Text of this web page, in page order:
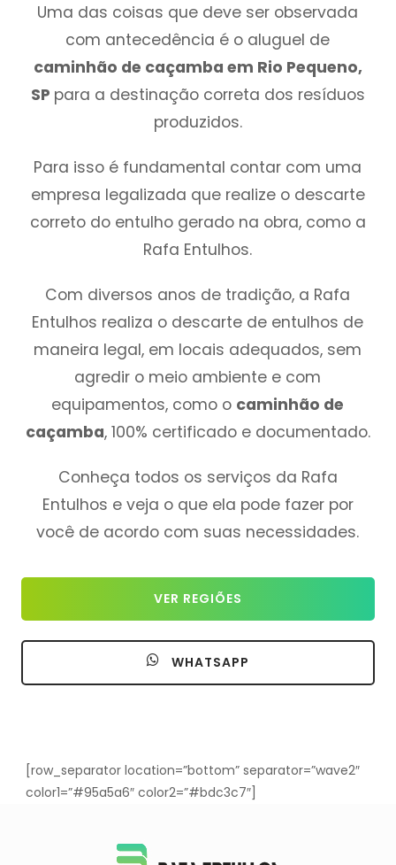
Uma das coisas que deve ser observada
com antecedência é o aluguel de
caminhão de caçamba em Rio Pequeno,
SP para a destinação correta dos resíduos
produzidos.
Para isso é fundamental contar com uma
empresa legalizada que realize o descarte
correto do entulho gerado na obra, como a
Rafa Entulhos.
Com diversos anos de tradição, a Rafa
Entulhos realiza o descarte de entulhos de
maneira legal, em locais adequados, sem
agredir o meio ambiente e com
equipamentos, como o caminhão de
caçamba, 100% certificado e documentado.
Conheça todos os serviços da Rafa
Entulhos e veja o que ela pode fazer por
você de acordo com suas necessidades.
VER REGIÕES
WHATSAPP
[row_separator location=”bottom” separator=”wave2″
color1=”#95a5a6″ color2=”#bdc3c7″]